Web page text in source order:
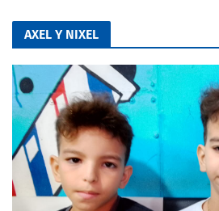
AXEL Y NIXEL